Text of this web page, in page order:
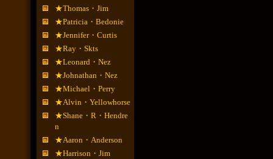
★Thomas・Jim
★Patricia・Bedonie
★Jennifer・Curtis
★Ray・Skts
★Leonard・Nez
★Johnathan・Nez
★Michael・Perry
★Alvin・Yellowhorse
★Shane・R・Hendre
n
★Aaron・Anderson
★Harrison・Jim